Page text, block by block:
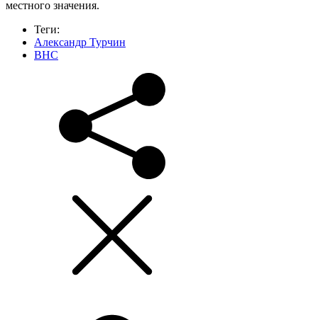
местного значения.
Теги:
Александр Турчин
ВНС